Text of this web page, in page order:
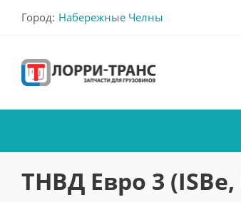
Город: Набережные Челны
ТНВД Eвро 3 (ISBe,